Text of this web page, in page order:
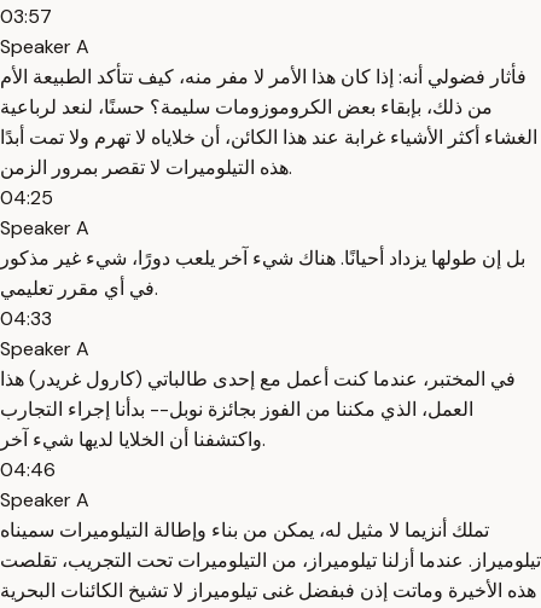
03:57
Speaker A
فأثار فضولي أنه: إذا كان هذا الأمر لا مفر منه، كيف تتأكد الطبيعة الأم
من ذلك، بإبقاء بعض الكروموزومات سليمة؟ حسنًا، لنعد لرباعية
الغشاء أكثر الأشياء غرابة عند هذا الكائن، أن خلاياه لا تهرم ولا تمت أبدًا
هذه التيلوميرات لا تقصر بمرور الزمن.
04:25
Speaker A
بل إن طولها يزداد أحيانًا. هناك شيء آخر يلعب دورًا، شيء غير مذكور
في أي مقرر تعليمي.
04:33
Speaker A
في المختبر، عندما كنت أعمل مع إحدى طالباتي (كارول غريدر) هذا
العمل، الذي مكننا من الفوز بجائزة نوبل-- بدأنا إجراء التجارب
واكتشفنا أن الخلايا لديها شيء آخر.
04:46
Speaker A
تملك أنزيما لا مثيل له، يمكن من بناء وإطالة التيلوميرات سميناه
تيلوميراز. عندما أزلنا تيلوميراز، من التيلوميرات تحت التجريب، تقلصت
هذه الأخيرة وماتت إذن فبفضل غنى تيلوميراز لا تشيخ الكائنات البحرية